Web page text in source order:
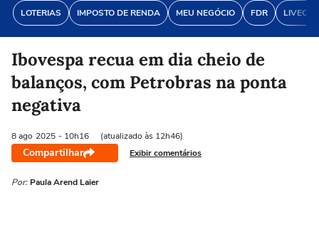
LOTERIAS IMPOSTO DE RENDA MEU NEGÓCIO FDR
Ibovespa recua em dia cheio de
balanços, com Petrobras na ponta
negativa
8 ago 2025 - 10h16 (atualizado às 12h46)
Compartilhar Exibir comentários
Por: Paula Arend Laier